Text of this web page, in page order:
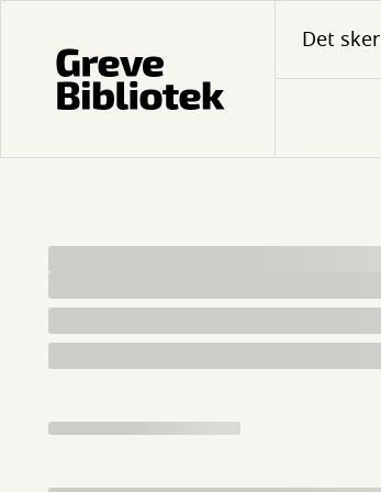
hovedindhold
Det sker